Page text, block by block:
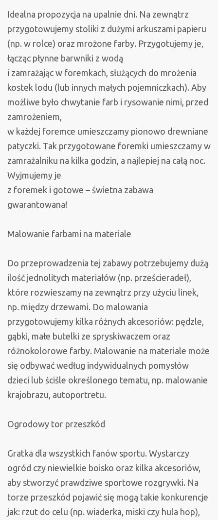
Idealna propozycja na upalnie dni. Na zewnątrz
przygotowujemy stoliki z dużymi arkuszami papieru
(np. w rolce) oraz mrożone farby. Przygotujemy je,
łącząc płynne barwniki z wodą
i zamrażając w foremkach, służących do mrożenia
kostek lodu (lub innych małych pojemniczkach). Aby
możliwe było chwytanie farb i rysowanie nimi, przed
zamrożeniem,
w każdej foremce umieszczamy pionowo drewniane
patyczki. Tak przygotowane foremki umieszczamy w
zamrażalniku na kilka godzin, a najlepiej na całą noc.
Wyjmujemy je
z foremek i gotowe – świetna zabawa
gwarantowana!
Malowanie farbami na materiale
Do przeprowadzenia tej zabawy potrzebujemy dużą
ilość jednolitych materiałów (np. prześcieradeł),
które rozwieszamy na zewnątrz przy użyciu linek,
np. między drzewami. Do malowania
przygotowujemy kilka różnych akcesoriów: pędzle,
gąbki, małe butelki ze spryskiwaczem oraz
różnokolorowe farby. Malowanie na materiale może
się odbywać według indywidualnych pomysłów
dzieci lub ściśle określonego tematu, np. malowanie
krajobrazu, autoportretu.
Ogrodowy tor przeszkód
Gratka dla wszystkich fanów sportu. Wystarczy
ogród czy niewielkie boisko oraz kilka akcesoriów,
aby stworzyć prawdziwe sportowe rozgrywki. Na
torze przeszkód pojawić się mogą takie konkurencje
jak: rzut do celu (np. wiaderka, miski czy hula hop),